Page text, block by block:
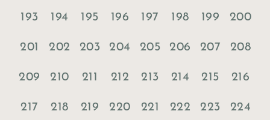
193 194 195 196 197 198 199 200
201 202 203 204 205 206 207 208
209 210 211 212 213 214 215 216
217 218 219 220 221 222 223 224